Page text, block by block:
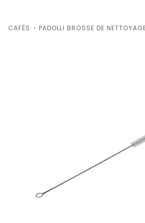
CAFÉS › PADOLLI BROSSE DE